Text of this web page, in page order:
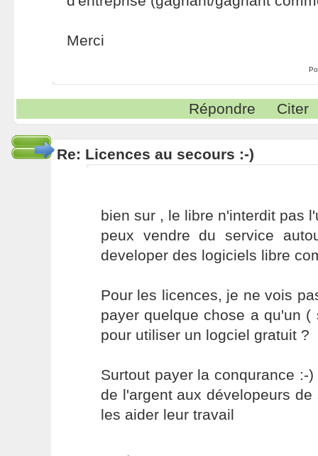
Merci
Répondre Citer
Re: Licences au secours :-)
bien sur , le libre n'interdit pas
peux vendre du service
developer des logiciels libre
Pour les licences, je ne vois
payer quelque chose a qu'un
pour utiliser un logciel gratuit ?
Surtout payer la conqurance :-
de l'argent aux dévelopeurs
les aider leur travail